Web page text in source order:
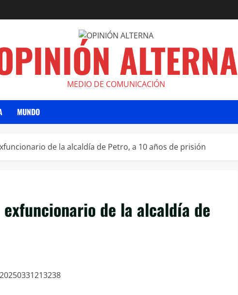
ALTERNA
MEDIO DE COMUNICACIÓN
MUNDO
de la alcaldía de Petro, a 10 años de prisión
de la alcaldía de